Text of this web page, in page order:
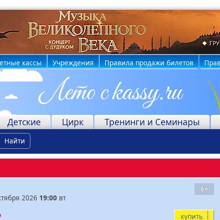
кассы Учреждения Правила продажи билетов
Детские Цирк Тренинги и Семинары
Найти
6+
2026 19:00 вт
купить